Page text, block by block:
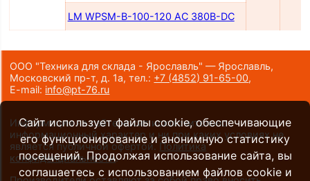
LM WPSM-B-100-120 AC 380B-DC
ООО "Техника для склада - Ярославль" — Ярославль,
Московский пр-т, д. 1а,тел.: +7 (4852) 91-65-00,
E-mail: info@pt-76.ru
Информация на сайте носит исключительно
информационный характер и ни при каких условиях не
является публичной офертой. Политика
конфиденциальности.
Сайт использует файлы cookie, обеспечивающие
его функционирование и анонимную статистику
посещений. Продолжая использование сайта, вы
соглашаетесь с использованием файлов cookie и